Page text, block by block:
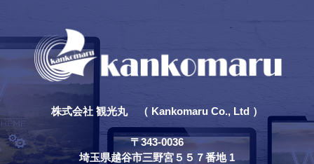
株式会社 観光丸 （ Kankomaru Co., Ltd ）
〒343-0036
埼玉県越谷市三野宮５５７番地 1